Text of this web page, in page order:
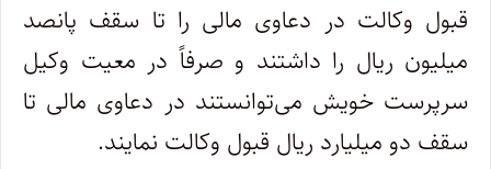
قبول وکالت در دعاوی مالی را تا سقف پانصد
میلیون ریال را داشتند و صرفاً در معیت وکیل
سرپرست خویش می‌توانستند در دعاوی مالی تا
سقف دو میلیارد ریال قبول وکالت نمایند.